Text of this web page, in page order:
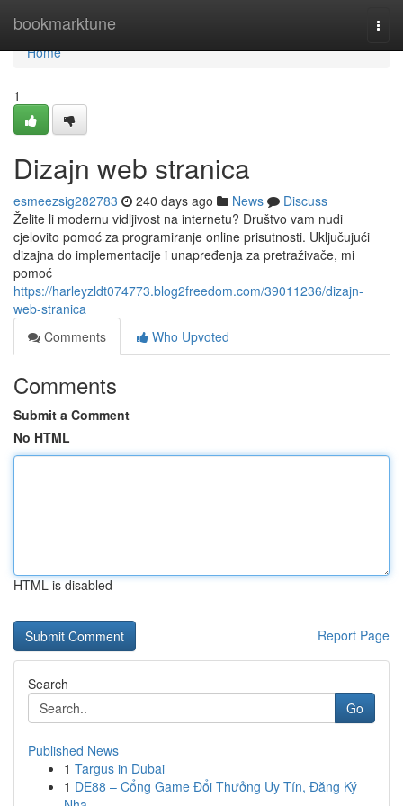
bookmarktune
Home
Home
1
Dizajn web stranica
esmeezsig282783 240 days ago News
Discuss
Želite li modernu vidljivost na internetu? Društvo vam nudi
cjelovito pomoć za programiranje online prisutnosti. Uključujući
dizajna do implementacije i unapređenja za pretraživače, mi
pomoć
https://harleyzldt074773.blog2freedom.com/39011236/dizajn-
web-stranica
Comments
Who Upvoted
Comments
Submit a Comment
No HTML
HTML is disabled
Report Page
Search
Go
Published News
1 Targus in Dubai
1 DE88 – Cổng Game Đổi Thưởng Uy Tín, Đăng Ký